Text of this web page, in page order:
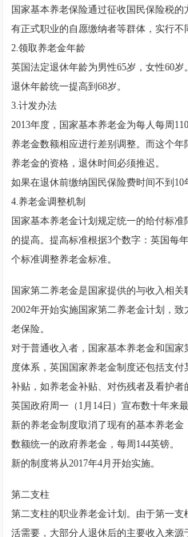
国家基本养老保险通过征收国民保险税
有正式职业的自愿缴纳者等群体，实行不
2.领取养老金年龄
英国法定退休年龄为男性65岁，女性60
退休年龄统一提高到68岁。
3.计发办法
2013年度，国家基本养老金为每人每周
养老金数额相应进行差别调整。而这个
养老金的资格，退休时间必须推迟。
如果在退休前缴纳国民保险费时间不到10
4.养老金调整机制
国家基本养老金计划规定统一的给付标
的提高。提高标准根据3个数字：英国每
个标准调整养老金标准。
国家第二养老金是国家提供的与收入相
2002年开始实施国家第二养老金计划，
老保险。
对于普通收入者，国家基本养老金和国
度体系，英国国家养老金制度还包括支
补贴，如养老金补贴、对伤残者及看护者
英国政府周一（1月14日）宣布数十年来
新的养老金制度取消了现有的基本养老金
数额统一的政府养老金，每周144英镑。
新的制度将从2017年4月开始实施。
第二支柱
第二支柱的职业养老金计划。由于第一
活需要，大部分人退休后的主要收入来